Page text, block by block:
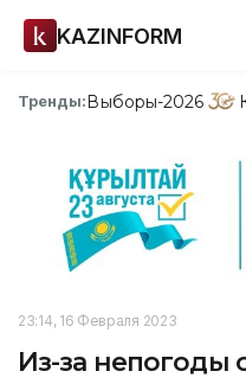
KAZINFORM
Тренды:Выборы-2026
23:14, 16 Февраля 2023
Из-за непогоды